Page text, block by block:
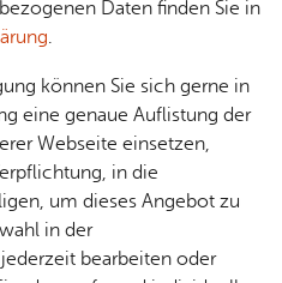
&
Bauen
& Um­
welt
Geo­
da­ten
Ge­
sund­
heit &
kum
im Land­haus­stil lädt
zum ge­müt­li­chen Ver­
Gast­lich­keit, im Som­mer
Maul­beer­bäu­men.
Daten finden Sie in
.
können Sie sich gerne in
eine genaue Auflistung der
Webseite einsetzen,
in die
um dieses Angebot zu
in der
bearbeiten oder